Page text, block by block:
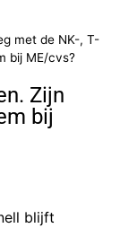
met de NK-, T-
bij ME/cvs?
Zijn
bij
blijft